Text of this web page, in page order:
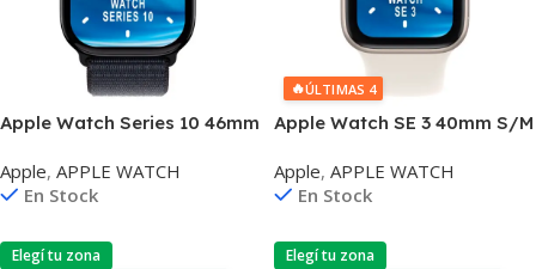
Apple Watch Series 10 46mm
Gps
Apple, APPLE WATCH
En Stock
Elegí tu zona
🔥ÚLTIMAS 4
Apple Watch SE 3 40mm S/M
Apple, APPLE WATCH
En Stock
Elegí tu zona